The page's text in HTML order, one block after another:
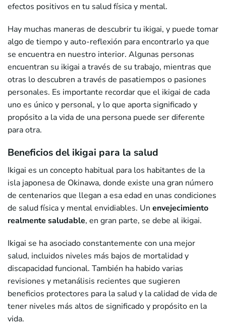
efectos positivos en tu salud física y mental.
Hay muchas maneras de descubrir tu ikigai, y puede tomar
algo de tiempo y auto-reflexión para encontrarlo ya que
se encuentra en nuestro interior. Algunas personas
encuentran su ikigai a través de su trabajo, mientras que
otras lo descubren a través de pasatiempos o pasiones
personales. Es importante recordar que el ikigai de cada
uno es único y personal, y lo que aporta significado y
propósito a la vida de una persona puede ser diferente
para otra.
Beneficios del ikigai para la salud
Ikigai es un concepto habitual para los habitantes de la
isla japonesa de Okinawa, donde existe una gran número
de centenarios que llegan a esa edad en unas condiciones
de salud física y mental envidiables. Un envejecimiento
realmente saludable, en gran parte, se debe al ikigai.
Ikigai se ha asociado constantemente con una mejor
salud, incluidos niveles más bajos de mortalidad y
discapacidad funcional. También ha habido varias
revisiones y metanálisis recientes que sugieren
beneficios protectores para la salud y la calidad de vida de
tener niveles más altos de significado y propósito en la
vida.